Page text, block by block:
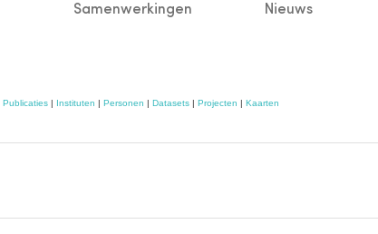
Samenwerkingen Nieuws
Publicaties| Instituten | Personen | Datasets| Projecten | Kaarten